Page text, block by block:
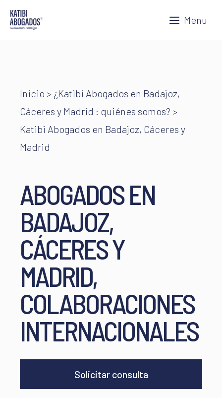
Saltar
Menu
Inicio > ¿Katibi Abogados en Badajoz,
Cáceres y Madrid : quiénes somos? >
Katibi Abogados en Badajoz, Cáceres y
Madrid
ABOGADOS EN
BADAJOZ,
CÁCERES Y
MADRID,
COLABORACIONES
INTERNACIONALES
Solicitar consulta